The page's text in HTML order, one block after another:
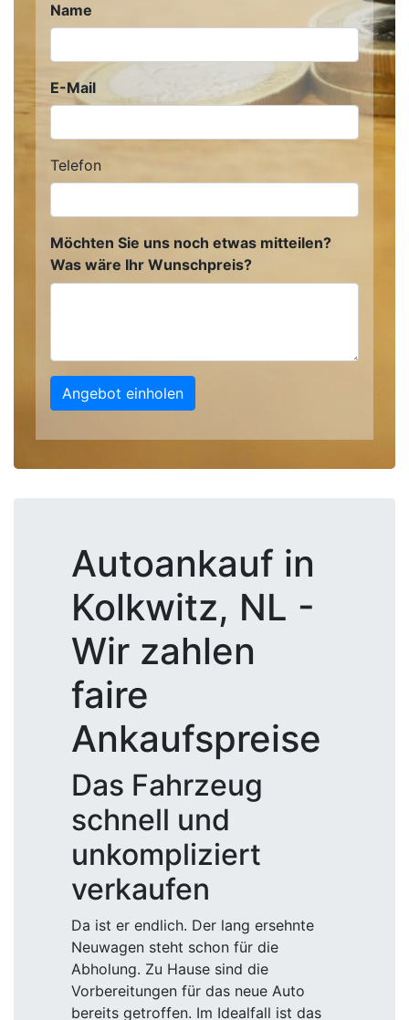
Name
E-Mail
Telefon
Möchten Sie uns noch etwas mitteilen?
Was wäre Ihr Wunschpreis?
Angebot einholen
Autoankauf in
Kolkwitz, NL -
Wir zahlen
faire
Ankaufspreise
Das Fahrzeug
schnell und
unkompliziert
verkaufen
Da ist er endlich. Der lang ersehnte
Neuwagen steht schon für die
Abholung. Zu Hause sind die
Vorbereitungen für das neue Auto
bereits getroffen. Im Idealfall ist das